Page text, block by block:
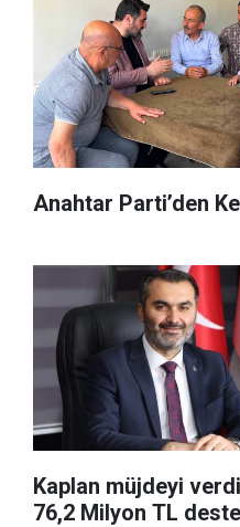
Anahtar Parti’den
Kaplan müjdeyi
76,2 Milyon TL